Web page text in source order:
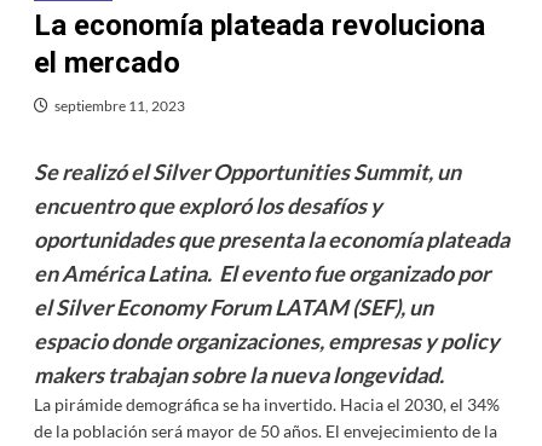
La economía plateada revoluciona
el mercado
septiembre 11, 2023
Se realizó el Silver Opportunities Summit, un
encuentro que exploró los desafíos y
oportunidades que presenta la economía plateada
en América Latina. El evento fue organizado por
el Silver Economy Forum LATAM (SEF), un
espacio donde organizaciones, empresas y policy
makers trabajan sobre la nueva longevidad.
La pirámide demográfica se ha invertido. Hacia el 2030, el 34%
de la población será mayor de 50 años. El envejecimiento de la